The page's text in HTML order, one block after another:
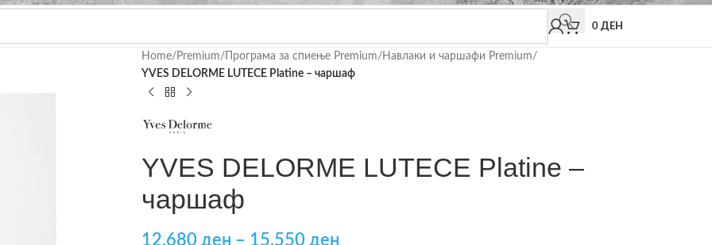
0 ДЕН
Home/ Premium/ Програма за спиење Premium/ Навлаки и чаршафи Premium/
YVES DELORME LUTECE Platine – чаршаф
YVES DELORME LUTECE Platine –
чаршаф
12.680 ден – 15.550 ден